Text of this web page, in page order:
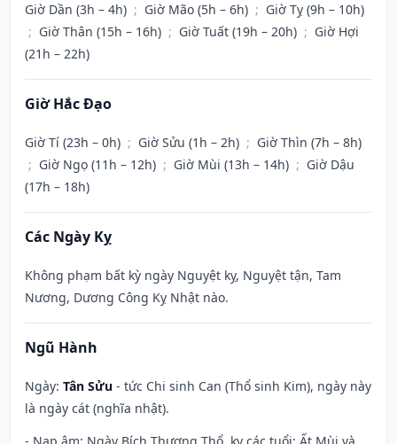
Giờ Dần (3h – 4h) ; Giờ Mão (5h – 6h) ; Giờ Tỵ (9h – 10h)
; Giờ Thân (15h – 16h) ; Giờ Tuất (19h – 20h) ; Giờ Hợi
(21h – 22h)
Giờ Hắc Đạo
Giờ Tí (23h – 0h) ; Giờ Sửu (1h – 2h) ; Giờ Thìn (7h – 8h)
; Giờ Ngọ (11h – 12h) ; Giờ Mùi (13h – 14h) ; Giờ Dậu
(17h – 18h)
Các Ngày Kỵ
Không phạm bất kỳ ngày Nguyệt kỵ, Nguyệt tận, Tam
Nương, Dương Công Kỵ Nhật nào.
Ngũ Hành
Ngày: Tân Sửu - tức Chi sinh Can (Thổ sinh Kim), ngày này
là ngày cát (nghĩa nhật).